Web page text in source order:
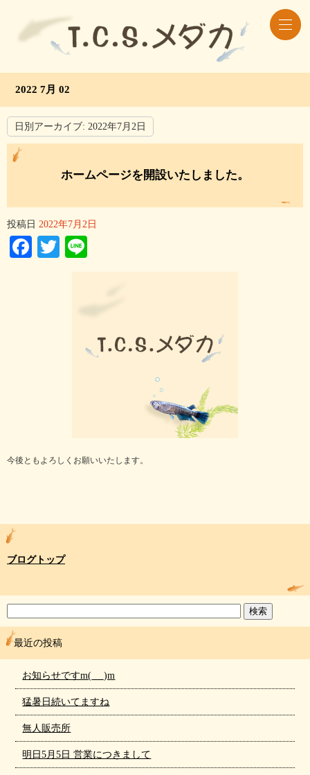
2022 7月 02
日別アーカイブ: 2022年7月2日
ホームページを開設いたしました。
投稿日 2022年7月2日
Facebook
Twitter
今後ともよろしくお願いいたします。
ブログトップ
最近の投稿
お知らせですm(_ _)m
猛暑日続いてますね
無人販売所
明日5月5日 営業につきまして